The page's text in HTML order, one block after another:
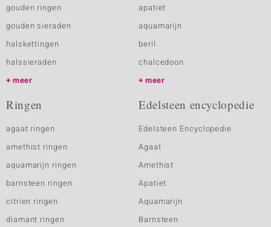
gouden ringen
gouden sieraden
halskettingen
halssieraden
meer
apatiet
aquamarijn
beril
chalcedoon
meer
Ringen
agaat ringen
amethist ringen
aquamarijn ringen
barnsteen ringen
citrien ringen
diamant ringen
Edelsteen encyclopedie
Edelsteen Encyclopedie
Agaat
Amethist
Apatiet
Aquamarijn
Barnsteen